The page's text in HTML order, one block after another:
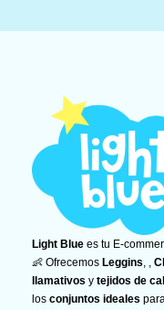
Light Blue es tu E-
👶 Ofrecemos Leggins, ,
llamativos y tejidos de
los conjuntos ideales